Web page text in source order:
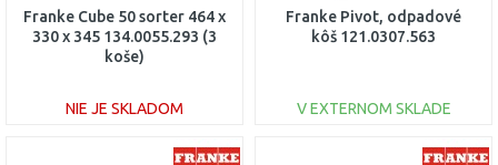
Franke Cube 50 sorter 464 x
330 x 345 134.0055.293 (3
koše)
NIE JE SKLADOM
DO KOŠÍKA
Franke Pivot, odpadové
kôš 121.0307.563
V EXTERNOM SKLADE
DO KOŠÍKA